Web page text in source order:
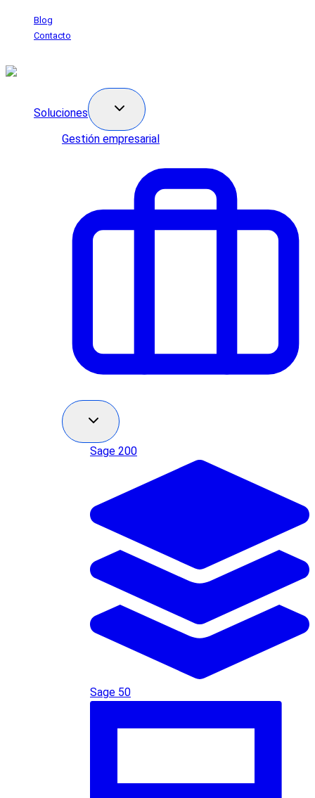
SaltarBlog
Contacto
Soluciones
Gestión empresarial
Sage 200
Sage 50